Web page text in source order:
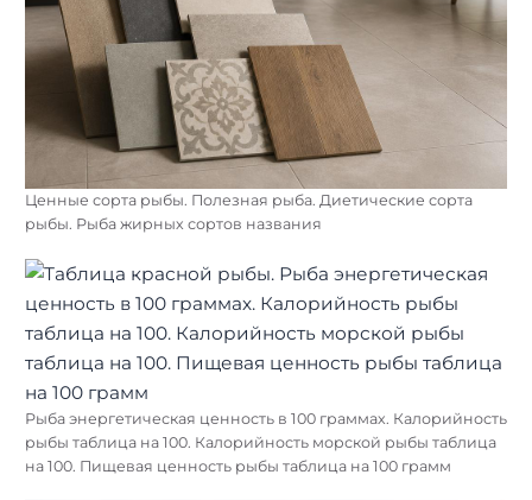
Ценные сорта рыбы. Полезная рыба. Диетические сорта
рыбы. Рыба жирных сортов названия
Рыба энергетическая ценность в 100 граммах. Калорийность
рыбы таблица на 100. Калорийность морской рыбы таблица
на 100. Пищевая ценность рыбы таблица на 100 грамм